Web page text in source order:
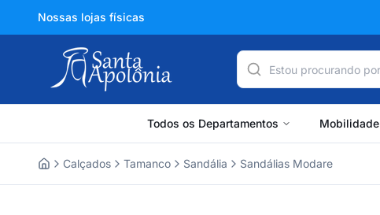
Nossas lojas físicas
Todos os Departamentos Mobilidade
Calçados Tamanco Sandália Sandálias Modare